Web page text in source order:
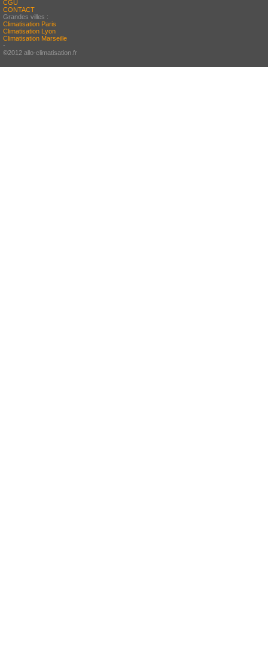
CGU
CONTACT
Grandes villes :
Climatisation Paris
Climatisation Lyon
Climatisation Marseille
-
©2012 allo-climatisation.fr